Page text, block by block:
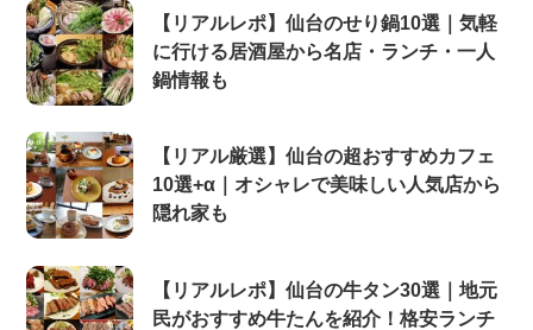
【リアルレポ】仙台のせり鍋10選｜気軽
に行ける居酒屋から名店・ランチ・一人
鍋情報も
【リアル厳選】仙台の超おすすめカフェ
10選+α｜オシャレで美味しい人気店から
隠れ家も
【リアルレポ】仙台の牛タン30選｜地元
民がおすすめ牛たんを紹介！格安ランチ